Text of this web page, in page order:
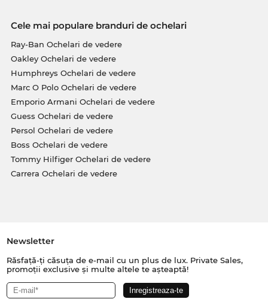
Cele mai populare branduri de ochelari
Ray-Ban Ochelari de vedere
Oakley Ochelari de vedere
Humphreys Ochelari de vedere
Marc O Polo Ochelari de vedere
Emporio Armani Ochelari de vedere
Guess Ochelari de vedere
Persol Ochelari de vedere
Boss Ochelari de vedere
Tommy Hilfiger Ochelari de vedere
Carrera Ochelari de vedere
Newsletter
Răsfață-ți căsuța de e-mail cu un plus de lux. Private Sales,
promoții exclusive și multe altele te așteaptă!